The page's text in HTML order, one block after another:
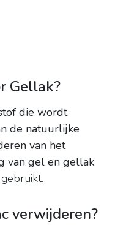
Gellak?
die wordt
de natuurlijke
van het
van gel en gellak.
verwijderen?